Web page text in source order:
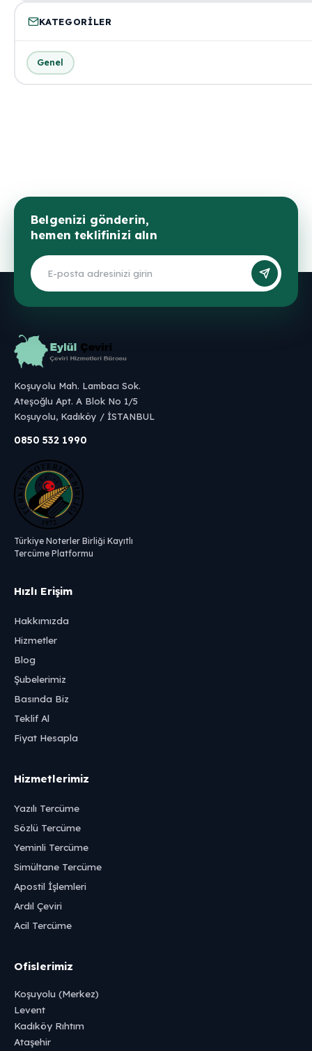
KATEGORILER
Genel
Belgenizi gönderin,
hemen teklifinizi alın
Koşuyolu Mah. Lambacı Sok.
Ateşoğlu Apt. A Blok No 1/5
Koşuyolu, Kadıköy / İSTANBUL
0850 532 1990
Türkiye Noterler Birliği Kayıtlı
Tercüme Platformu
Hızlı Erişim
Hakkımızda
Hizmetler
Blog
Şubelerimiz
Basında Biz
Teklif Al
Fiyat Hesapla
Hizmetlerimiz
Yazılı Tercüme
Sözlü Tercüme
Yeminli Tercüme
Simültane Tercüme
Apostil İşlemleri
Ardıl Çeviri
Acil Tercüme
Ofislerimiz
Koşuyolu (Merkez)
Levent
Kadıköy Rıhtım
Ataşehir